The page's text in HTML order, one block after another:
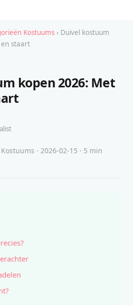
Kostuums › Duivel kostuum
staart
kopen 2026: Met
· 2026-02-15 · 5 min